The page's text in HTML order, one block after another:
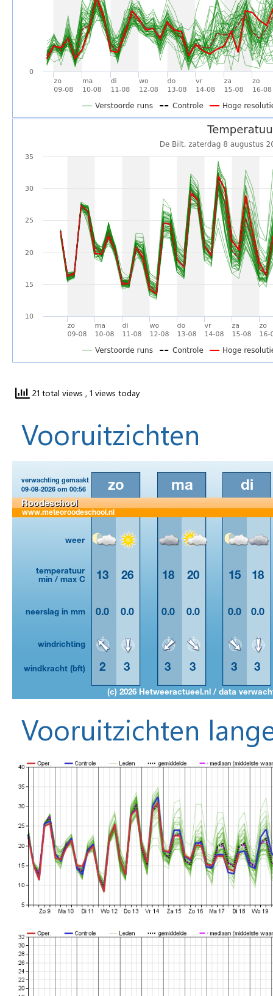
21 total views , 1 views today
Vooruitzichten
Vooruitzichten